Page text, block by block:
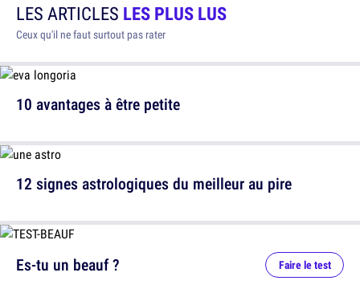
LES ARTICLES LES PLUS LUS
Ceux qu'il ne faut surtout pas rater
10 avantages à être petite
12 signes astrologiques du meilleur au pire
Es-tu un beauf ? Faire le test